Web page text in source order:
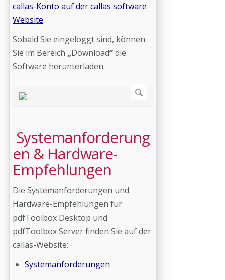
callas-Konto auf der callas software
Website.
Sobald Sie eingeloggt sind, können
Sie im Bereich „Download“die
Software herunterladen.
Systemanforderung
en & Hardware-
Empfehlungen
Die Systemanforderungen und
Hardware-Empfehlungen für
pdfToolbox Desktop und
pdfToolbox Server finden Sie auf der
callas-Website:
Systemanforderungen